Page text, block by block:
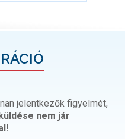
jelentkezők figyelmét,
nem jár